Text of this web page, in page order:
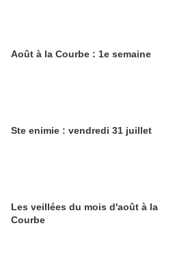
Août à la Courbe : 1e semaine
Ste enimie : vendredi 31 juillet
Les veillées du mois d'août à la
Courbe